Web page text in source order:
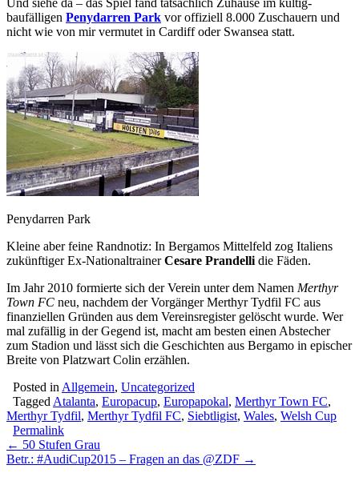
Und siehe da – das Spiel fand tatsächlich Zuhause im kultig-
baufälligen Penydarren Park vor offiziell 8.000 Zuschauern und
nicht wie von mir vermutet in Cardiff oder Swansea statt.
Penydarren Park
Kleine aber feine Randnotiz: In Bergamos Mittelfeld zog Italiens
zukünftiger Ex-NationaltrainerCesare Prandelli die Fäden.
Im Jahr 2010 formierte sich der Verein unter dem Namen Merthyr
Town FC neu, nachdem der Vorgänger Merthyr Tydfil FC aus
finanziellen Gründen aus dem Vereinsregister gelöscht wurde. Wer
mal zufällig in der Gegend ist, macht am besten einen Abstecher
zum Stadion und lässt sich die Geschichten aus Bergamo in epischer
Breite von Platzwart Colin erzählen.
Posted in Allgemein, Uncategorized
Tagged Atalanta, Europacup, Europapokal, Merthyr Town FC,
Merthyr Tydfil, Merthyr Tydfil FC, Siebtligist, Wales, Welsh Cup
Permalink
Post
navigation
← 50 Stufen Grau
Betr.: #AudiCup2015 – Fragen an das @ZDF →